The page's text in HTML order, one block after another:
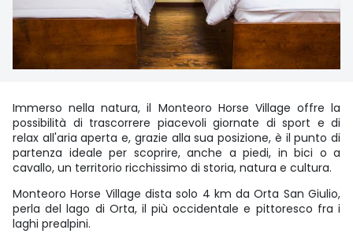
Immerso nella natura, il Monteoro Horse Village offre la
possibilità di trascorrere piacevoli giornate di sport e di
relax all'aria aperta e, grazie alla sua posizione, è il punto di
partenza ideale per scoprire, anche a piedi, in bici o a
cavallo, un territorio ricchissimo di storia, natura e cultura.
Monteoro Horse Village dista solo 4 km da Orta San Giulio,
perla del lago di Orta, il più occidentale e pittoresco fra i
laghi prealpini.